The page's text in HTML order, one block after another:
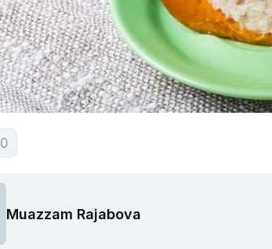
0
Muazzam Rajabova